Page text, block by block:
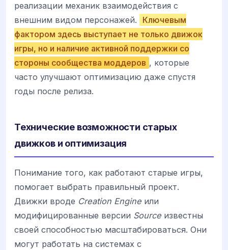
реализации механик взаимодействия с
внешним видом персонажей.
Ключевым
фактором здесь выступает не только движок
игры, но и наличие активной поддержки со
стороны сообщества моддеров , которые
часто улучшают оптимизацию даже спустя
годы после релиза.
Технические возможности старых
движков и оптимизация
Понимание того, как работают старые игры,
помогает выбрать правильный проект.
Движки вроде Creation Engine или
модифицированные версии Source известны
своей способностью масштабироваться. Они
могут работать на системах с